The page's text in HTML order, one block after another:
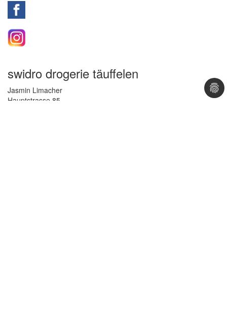
swidro drogerie täuffelen
Jasmin Limacher
Hauptstrasse 85